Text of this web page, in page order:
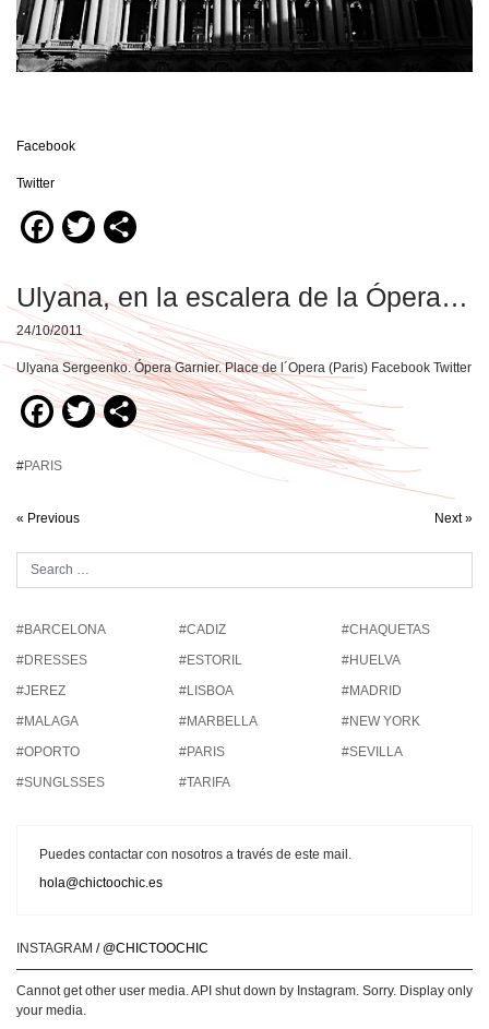
Facebook
Twitter
Facebook
Twitter
Ulyana, en la escalera de la Ópera…
24/10/2011
Ulyana Sergeenko. Ópera Garnier. Place de l´Opera (Paris) Facebook Twitter
Facebook
TwitterCompartir
#PARIS
« Previous Next »
#BARCELONA #CADIZ
#CHAQUETAS
#DRESSES
#ESTORIL
#HUELVA
#JEREZ
#LISBOA
#MADRID
#MALAGA
#MARBELLA
#NEW YORK
#OPORTO
#PARIS
#SEVILLA
#SUNGLSSES
#TARIFA
Puedes contactar con nosotros a través de este mail.
hola@chictoochic.es
INSTAGRAM / @CHICTOOCHIC
Cannot get other user media. API shut down by Instagram. Sorry. Display only
your media.